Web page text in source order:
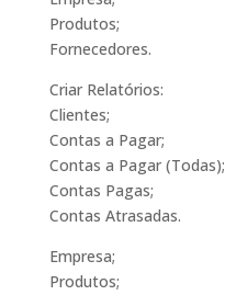
Produtos;
Fornecedores.
Criar Relatórios:
Clientes;
Contas a Pagar;
Contas a Pagar (Todas);
Contas Pagas;
Contas Atrasadas.
Empresa;
Produtos;